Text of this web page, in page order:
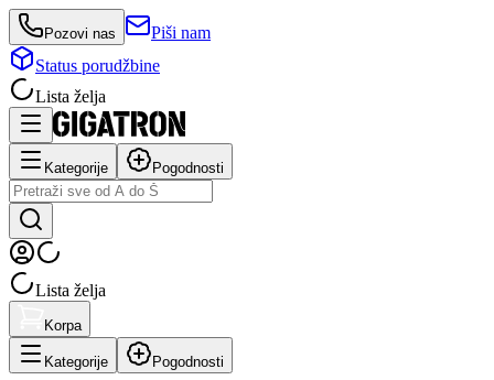
Pozovi nas
Piši nam
Status porudžbine
Lista želja
Kategorije Pogodnosti
Lista želja
Korpa
Kategorije Pogodnosti